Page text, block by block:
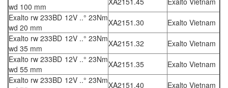
wd 100 mm
Exalto rw 233BD 12V ..° 23Nm
wd 20 mm
XA2151.30
Exalto Vietnam
Exalto rw 233BD 12V ..° 23Nm
wd 35 mm
XA2151.32
Exalto Vietnam
Exalto rw 233BD 12V ..° 23Nm
wd 55 mm
XA2151.35
Exalto Vietnam
Exalto rw 233BD 12V ..° 23NmXA2151.40
Exalto Vietnam